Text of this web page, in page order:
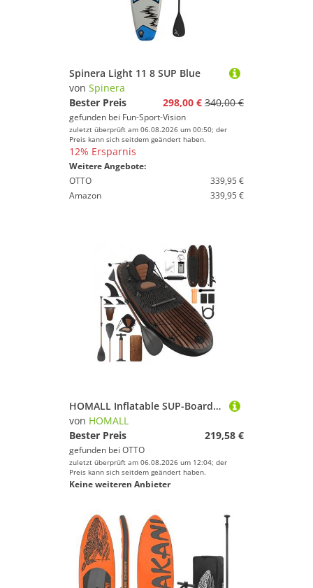
Spinera Light 11 8 SUP Blue
von Spinera
Bester Preis
298,00 € 340,00 €
gefunden bei Fun-Sport-Vision
zuletzt überprüft am 06.08.2026 um 00:50; der
Preis kann sich seitdem geändert haben.
12% Ersparnis
Weitere Angebote:
OTTO
339,95 €
Amazon
339,95 €
HOMALL Inflatable SUP-Board Aufblasbares SUP-Board Komplettset 320 cm Stand Up Paddle Board
von HOMALL
Bester Preis
219,58 €
gefunden bei OTTO
zuletzt überprüft am 06.08.2026 um 12:04; der
Preis kann sich seitdem geändert haben.
Keine weiteren Anbieter